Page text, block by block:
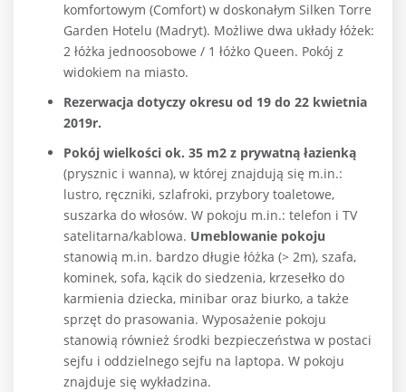
komfortowym (Comfort) w doskonałym Silken Torre
Garden Hotelu (Madryt). Możliwe dwa układy łóżek:
2 łóżka jednoosobowe / 1 łóżko Queen. Pokój z
widokiem na miasto.
Rezerwacja dotyczy okresu od 19 do 22 kwietnia
2019r.
Pokój wielkości ok. 35 m2 z prywatną łazienką
(prysznic i wanna), w której znajdują się m.in.:
lustro, ręczniki, szlafroki, przybory toaletowe,
suszarka do włosów. W pokoju m.in.: telefon i TV
satelitarna/kablowa. Umeblowanie pokoju
stanowią m.in. bardzo długie łóżka (> 2m), szafa,
kominek, sofa, kącik do siedzenia, krzesełko do
karmienia dziecka, minibar oraz biurko, a także
sprzęt do prasowania. Wyposażenie pokoju
stanowią również środki bezpieczeństwa w postaci
sejfu i oddzielnego sejfu na laptopa. W pokoju
znajduje się wykładzina.